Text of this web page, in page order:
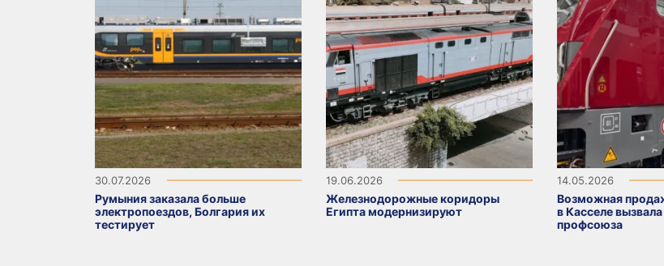
30.07.2026
Румыния заказала больше
электропоездов, Болгария их
тестирует
19.06.2026
Железнодорожные коридоры
Египта модернизируют
14.05.2026
Возможная
в Касселе
профсоюза